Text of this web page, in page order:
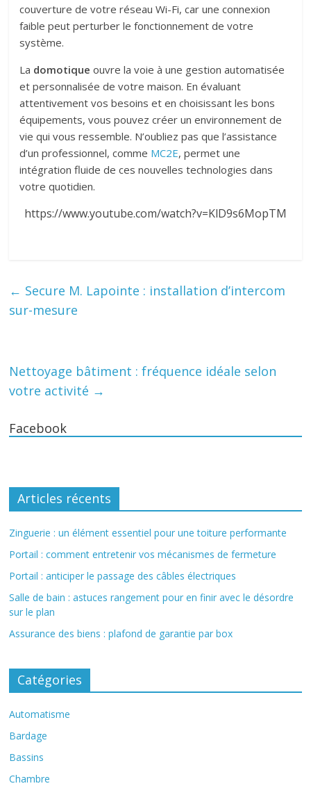
couverture de votre réseau Wi-Fi, car une connexion
faible peut perturber le fonctionnement de votre
système.
La domotique ouvre la voie à une gestion automatisée
et personnalisée de votre maison. En évaluant
attentivement vos besoins et en choisissant les bons
équipements, vous pouvez créer un environnement de
vie qui vous ressemble. N’oubliez pas que l’assistance
d’un professionnel, comme MC2E, permet une
intégration fluide de ces nouvelles technologies dans
votre quotidien.
https://www.youtube.com/watch?v=KlD9s6MopTM
← Secure M. Lapointe : installation d’intercom
sur-mesure
Nettoyage bâtiment : fréquence idéale selon
votre activité →
Facebook
Articles récents
Zinguerie : un élément essentiel pour une toiture performante
Portail : comment entretenir vos mécanismes de fermeture
Portail : anticiper le passage des câbles électriques
Salle de bain : astuces rangement pour en finir avec le désordre
sur le plan
Assurance des biens : plafond de garantie par box
Catégories
Automatisme
Bardage
Bassins
Chambre